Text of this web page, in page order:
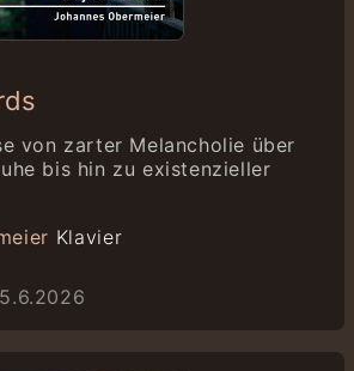
von zarter Melancholie über
bis hin zu existenzieller
Klavier